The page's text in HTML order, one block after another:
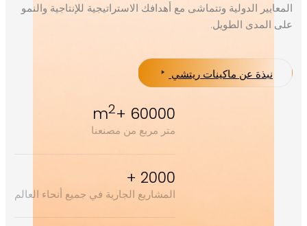
الدولية وتتماشى مع أهدافك الاستراتيجية للإنتاجية والنمو
الطويل.
عن ماكينات ريتشي
60000 +m
2
متر مربع من مصنعنا
المشاريع الجارية في جميع أنحاء العالم